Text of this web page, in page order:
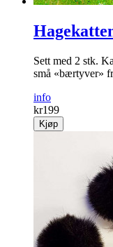
Sett med 2 stk.
små «bærtyver»
info
kr199
Kjøp